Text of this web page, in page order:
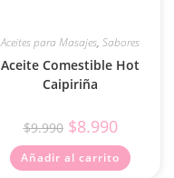
Aceites para Masajes, Sabores
Aceite Comestible Hot
Caipiriña
$9.990 $8.990
Añadir al carrito